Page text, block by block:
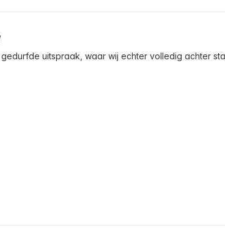
gedurfde uitspraak, waar wij echter volledig achter